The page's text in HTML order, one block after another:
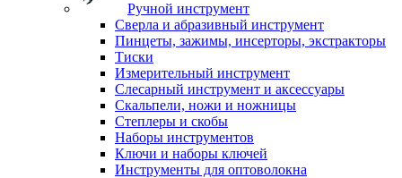
Ручной инструмент
Сверла и абразивный инструмент
Пинцеты, зажимы, инсерторы, экстракторы
Тиски
Измерительный инструмент
Слесарный инструмент и аксессуары
Скальпели, ножи и ножницы
Степлеры и скобы
Наборы инструментов
Ключи и наборы ключей
Инструменты для оптоволокна